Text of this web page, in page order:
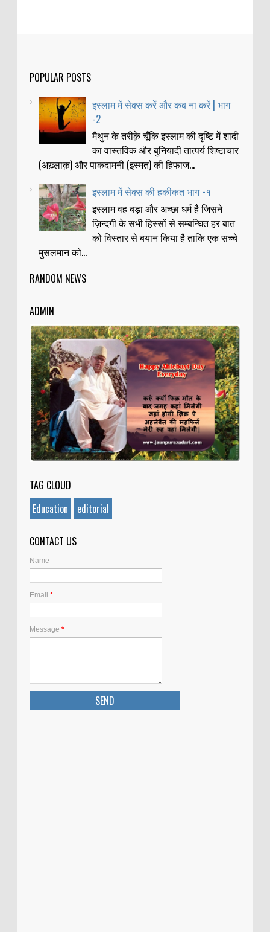
POPULAR POSTS
इस्लाम में सेक्स करें और कब ना करें | भाग
-2
मैथुन के तरीक़े चूँकि इस्लाम की दृष्टि में शादी
का वास्तविक और बुनियादी तात्पर्य शिष्टाचार
(अख़्लाक़) और पाकदामनी (इस्मत) की हिफाज...
इस्लाम में सेक्स की हकीकत भाग -१
इस्लाम वह बड़ा और अच्छा धर्म है जिसने
ज़िन्दगी के सभी हिस्सों से सम्बन्घित हर बात
को विस्तार से बयान किया है ताकि एक सच्चे
मुसलमान को...
RANDOM NEWS
ADMIN
TAG CLOUD
Education
editorial
CONTACT US
Name
Email *
Message *